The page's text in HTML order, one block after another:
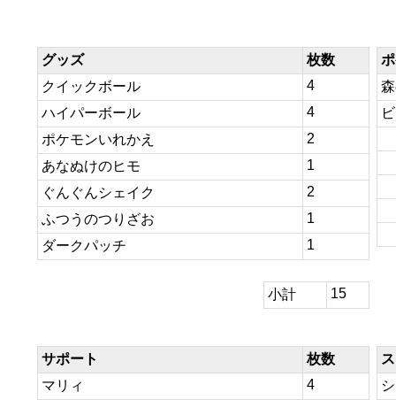
グッズ
枚数
クイックボール
4
ハイパーボール
4
ポケモンいれかえ
2
あなぬけのヒモ
1
ぐんぐんシェイク
2
ふつうのつりざお
1
ダークパッチ
1
小計 15
サポート
枚数
マリィ
4